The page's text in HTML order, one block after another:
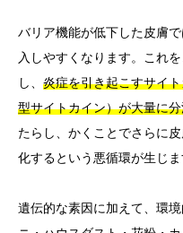
バリア機能が低下した皮膚
入しやすくなります。これ
し、 炎症を引き起こすサイ
型サイトカイン）が大量に
たらし、かくことでさらに
化するという悪循環が生じま
遺伝的な素因に加えて、環